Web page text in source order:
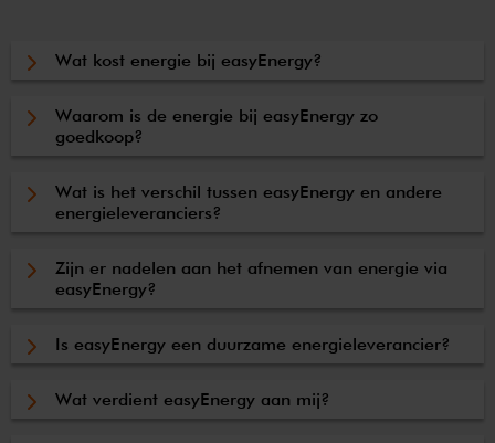
Wat kost energie bij easyEnergy?
Waarom is de energie bij easyEnergy zo
goedkoop?
Wat is het verschil tussen easyEnergy en andere
energieleveranciers?
Zijn er nadelen aan het afnemen van energie via
easyEnergy?
Is easyEnergy een duurzame energieleverancier?
Wat verdient easyEnergy aan mij?